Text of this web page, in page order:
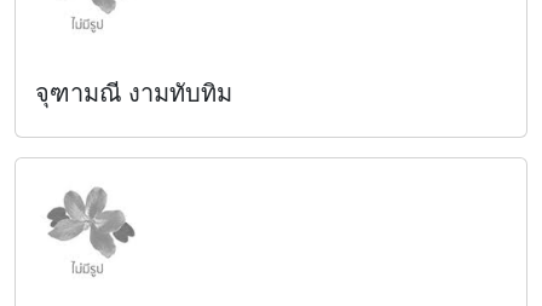
จุฑามณี งามทับทิม